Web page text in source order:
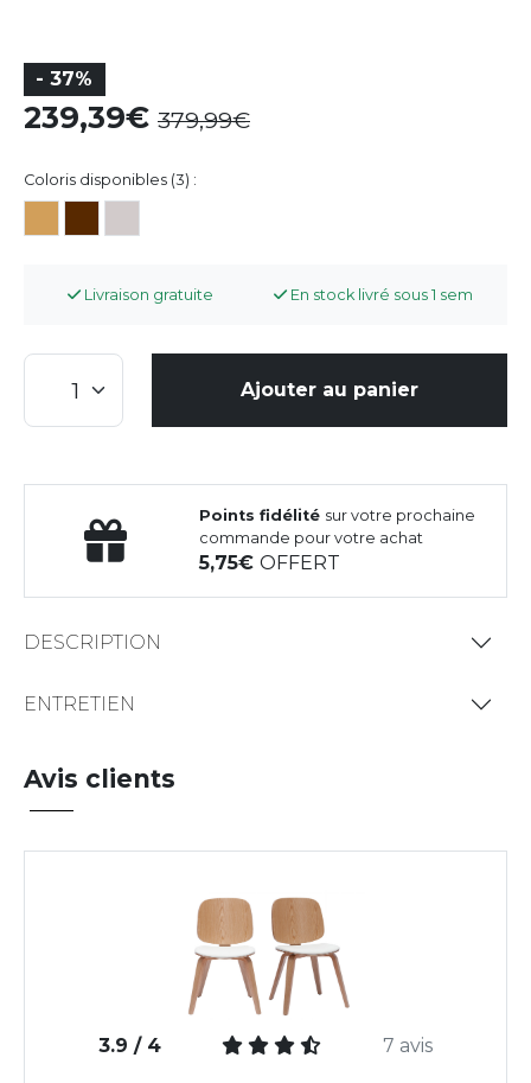
- 37%
239,39 379,99
Coloris disponibles (3) :
Livraison gratuite En stock livré sous 1 sem
Ajouter au panier
Points fidélité sur votre prochaine
commande pour votre achat
5,75OFFERT
DESCRIPTION
ENTRETIEN
Avis clients
3.9 / 4 7 avis